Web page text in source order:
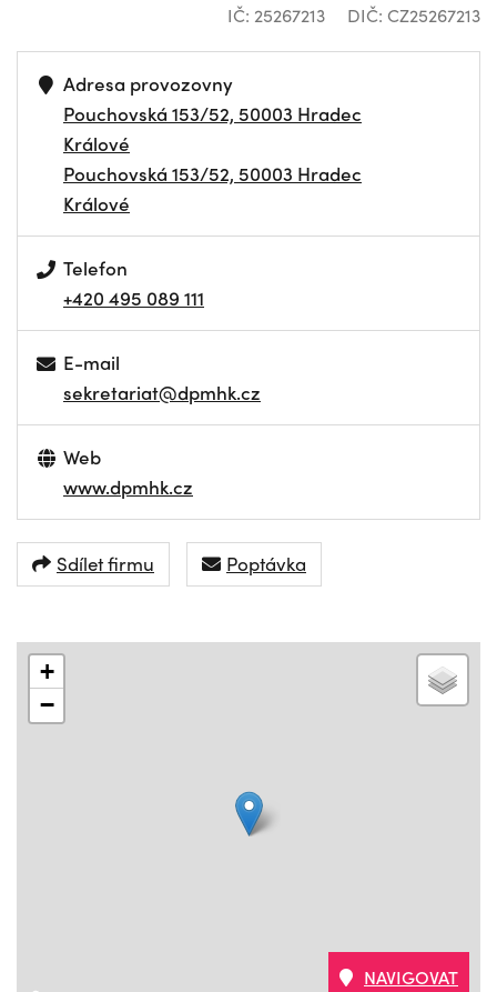
IČ: 25267213 DIČ: CZ25267213
Adresa provozovny
Pouchovská 153/52, 50003 Hradec
Králové
Pouchovská 153/52, 50003 Hradec
Králové
Telefon
+420 495 089 111
E-mail
sekretariat@dpmhk.cz
Web
www.dpmhk.cz
Sdílet firmu Poptávka
+
−
NAVIGOVAT